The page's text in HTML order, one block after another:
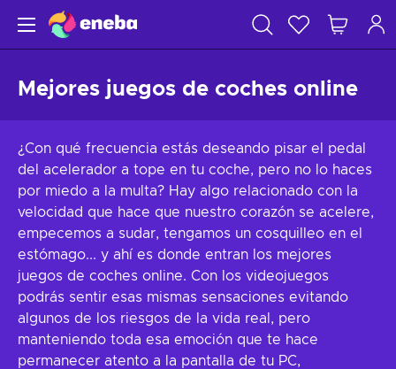
Mejores juegos de coches online
¿Con qué frecuencia estás deseando pisar el pedal
del acelerador a tope en tu coche, pero no lo haces
por miedo a la multa? Hay algo relacionado con la
velocidad que hace que nuestro corazón se acelere,
empecemos a sudar, tengamos un cosquilleo en el
estómago... y ahí es donde entran los mejores
juegos de coches online. Con los videojuegos
podrás sentir esas mismas sensaciones evitando
algunos de los riesgos de la vida real, pero
manteniendo toda esa emoción que te hace
permanecer atento a la pantalla de tu PC,